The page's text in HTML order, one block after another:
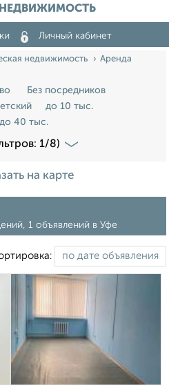
Личный кабинет
недвижимость
Аренда
Без посредников
до 10 тыс.
до 40 тыс.
1/8)
на карте
1 объявлений в Уфе